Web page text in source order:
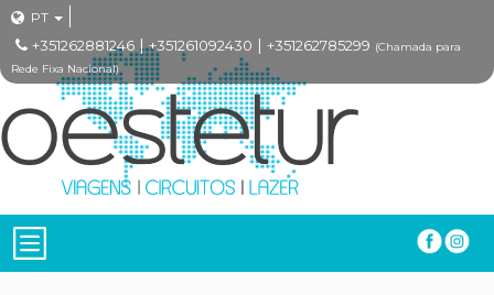
PT
+351262881246 |+351261092430 | +351262785299 (Chamada para
Rede Fixa Nacional)